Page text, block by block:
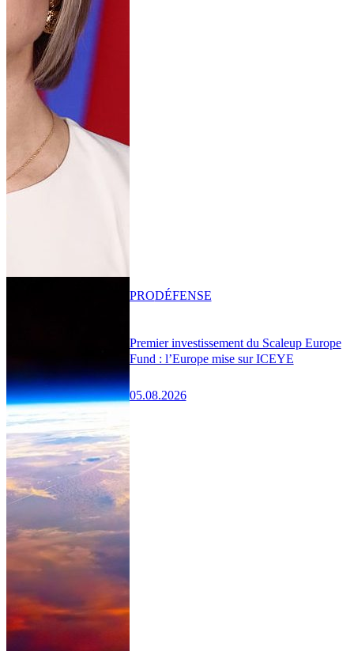
Premier investissement du Scaleup Europe
Fund : l’Europe mise sur ICEYE
05.08.2026
PRODÉFENSE